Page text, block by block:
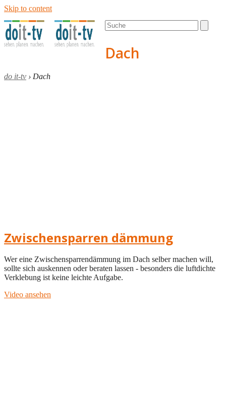
Skip to content
Open
mobile
Close
mobile
Search
Dach
do it-tv › Dach
Zwischensparren dämmung
Wer eine Zwischensparrendämmung im Dach selber machen will,
sollte sich auskennen oder beraten lassen - besonders die luftdichte
Verklebung ist keine leichte Aufgabe.
Video ansehen